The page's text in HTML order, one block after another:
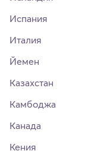
Испания
Италия
Йемен
Казахстан
Камбоджа
Канада
Кения